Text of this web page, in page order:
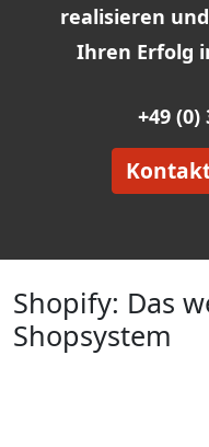
realisieren
Ihren Erfolg
+49 (0)
Shopify: Das
Shopsystem